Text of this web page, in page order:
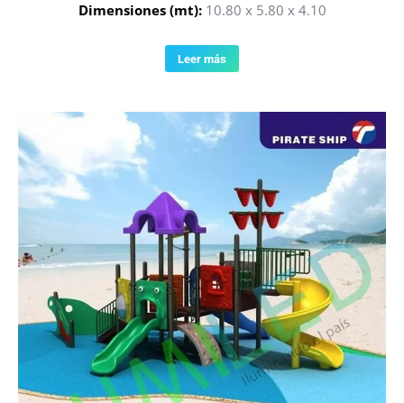
Dimensiones (mt): 10.80 x 5.80 x 4.10
Leer más